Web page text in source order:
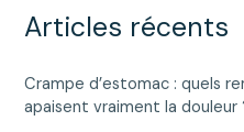
Articles récents
Crampe d’estomac : quels
apaisent vraiment la douleur